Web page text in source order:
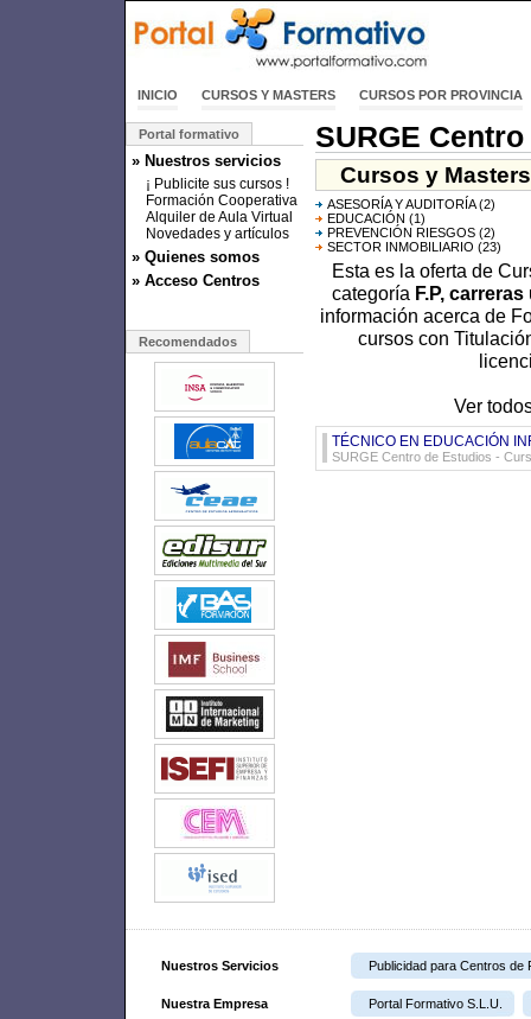
INICIO CURSOS Y MASTERS CURSOS POR PROVINCIA
Portal formativo
» Nuestros servicios
¡ Publicite sus cursos !
Formación Cooperativa
Alquiler de Aula Virtual
Novedades y artículos
» Quienes somos
» Acceso Centros
Recomendados
SURGE
Cursos y
ASESORÍA Y AUDITORÍA(2)
EDUCACIÓN (1)
PREVENCIÓN RIESGOS (2)
SECTOR INMOBILIARIO (23)
Esta es la oferta de
categoría F.P,
información acerca de
cursos con
Ver
TÉCNICO EN EDUCACIÓN
SURGE Centro de Estudios -
Nuestros Servicios Publicidad para Centros de
Nuestra Empresa Portal Formativo S.L.U.